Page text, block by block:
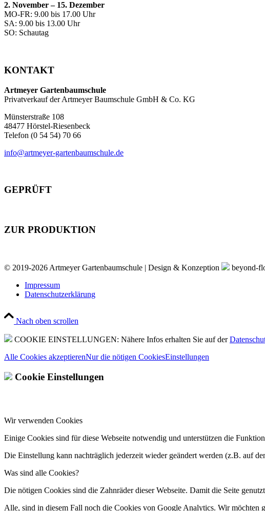
2. November – 15. Dezember
MO-FR: 9.00 bis 17.00 Uhr
SA: 9.00 bis 13.00 Uhr
SO: Schautag
KONTAKT
Artmeyer Gartenbaumschule
Privatverkauf der Artmeyer Baumschule GmbH & Co. KG
Münsterstraße 108
48477 Hörstel-Riesenbeck
Telefon (0 54 54) 70 66
info@artmeyer-gartenbaumschule.de
GEPRÜFT
ZUR PRODUKTION
© 2019-2026 Artmeyer Gartenbaumschule | Design & Konzeption
beyond-
Impressum
Datenschutzerklärung
Nach oben scrollen
COOKIE EINSTELLUNGEN: Nähere Infos erhalten Sie auf der
Alle Cookies akzeptierenNur die nötigen CookiesEinstellungen
Cookie Einstellungen
Wir verwenden Cookies
Einige Cookies sind für diese Webseite notwendig und unterstützen die
Die Einstellung kann nachträglich jederzeit wieder geändert werden (z.B. auf
Was sind alle Cookies?
Die nötigen Cookies sind die Zahnräder dieser Webseite. Damit die Seite
Alle, sind in diesem Fall noch die Cookies von Google Analytics. Wir möchten